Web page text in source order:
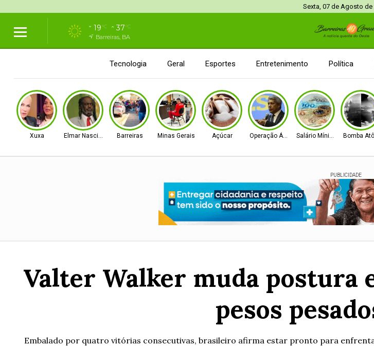
Sexta, 07 de Agosto de
19°C 37°C
Barreiras, BA
Tecnologia Geral Esportes Entretenimento Política
Xuxa Elmar Nascimento Barreiras Minas Gerais Açúcar Operação Ágio Salário Mínimo Bomba
PUBLICIDADE
Valter Walker muda postura
pesos
Embalado por quatro vitórias consecutivas, brasileiro afirma estar pronto para